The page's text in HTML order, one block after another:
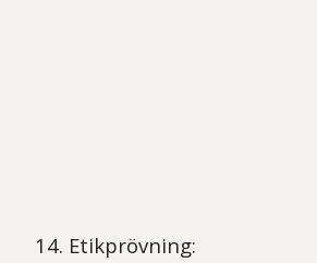
14. Etikprövning: